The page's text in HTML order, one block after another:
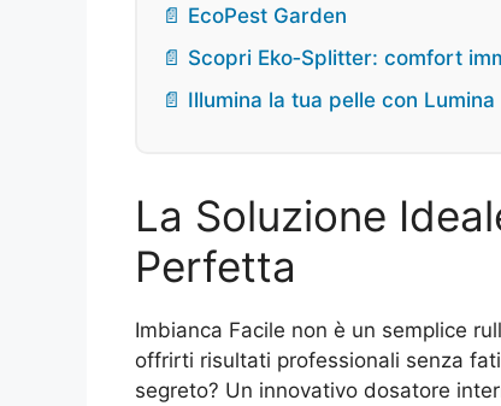
📄 EcoPest Garden
📄 Scopri Eko‑Splitter: comfort
📄 Illumina la tua pelle con
La Soluzione
Perfetta
Imbianca Facile non è un semplice
offrirti risultati professionali senza
segreto? Un innovativo dosatore